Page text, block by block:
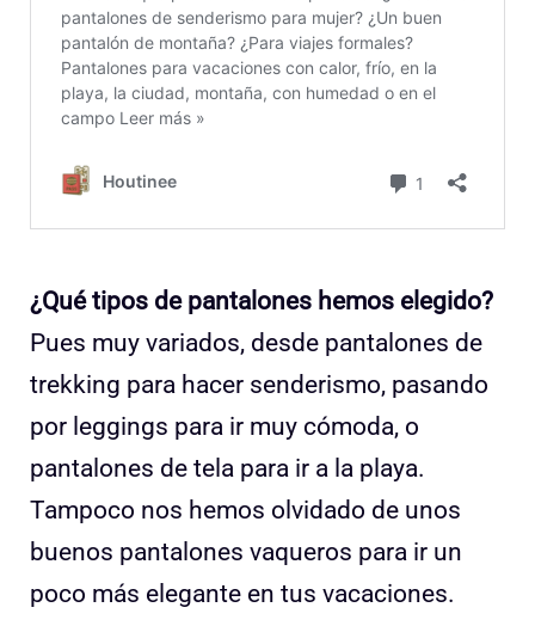
¿Qué tipos de pantalones hemos elegido?
Pues muy variados, desde pantalones de
trekking para hacer senderismo, pasando
por leggings para ir muy cómoda, o
pantalones de tela para ir a la playa.
Tampoco nos hemos olvidado de unos
buenos pantalones vaqueros para ir un
poco más elegante en tus vacaciones.